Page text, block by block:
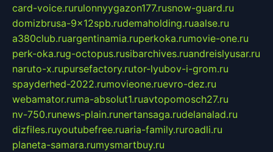
card-voice.rurulonnyygazon177.rusnow-guard.ru
domizbrusa-9x12spb.rudemaholding.ruaalse.ru
a380club.ruargentinamia.ruperkoka.rumovie-one.ru
perk-oka.rug-octopus.rusibarchives.ruandreislyusar.ru
naruto-x.rupursefactory.rutor-lyubov-i-grom.ru
spayderhed-2022.rumovieone.ruevro-dez.ru
webamator.ruma-absolut1.ruavtopomosch27.ru
nv-750.runews-plain.runertansaga.rudelanalad.ru
dizfiles.ruyoutubefree.ruaria-family.ruroadli.ru
planeta-samara.rumysmartbuy.ru